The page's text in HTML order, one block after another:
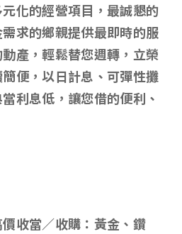
元化的經營項目，最誠懇的
求的鄉親提供最即時的服
產，輕鬆替您週轉，立榮
便，以日計息、可彈性攤
利息低，讓您借的便利、
價收當／收購：黃金、鑽